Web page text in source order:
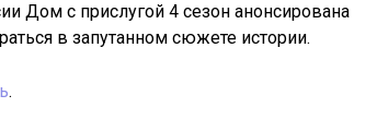
Дом с прислугой 4 сезон анонсирована
в запутанном сюжете истории.
.